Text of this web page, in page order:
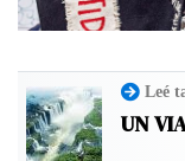
Leé
UN